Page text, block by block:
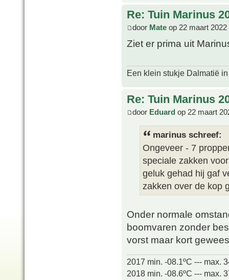
Re: Tuin Marinus
door Mate op 22 maart 2022
Ziet er prima uit
Een klein stukje Dalmatië
Re: Tuin Marinus
door Eduard op 22 maart
marinus schreef:
Ongeveer - 7
speciale zakken
geluk gehad hij gaf
zakken over de kop
Onder normale
boomvaren zonder
vorst maar kort
2017 min. -08.1ºC --- max.
2018 min. -08.6ºC --- max.